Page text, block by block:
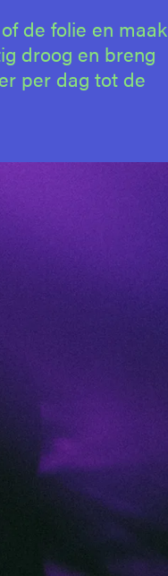
de folie en maak
droog en breng
per dag tot de